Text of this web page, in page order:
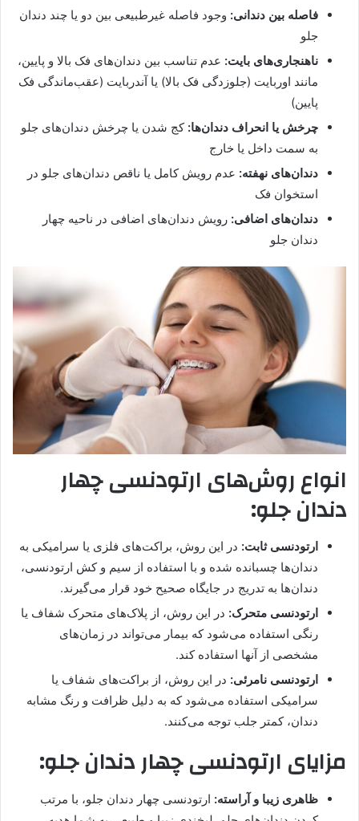
فاصله بین دندانی: وجود فاصله غیرطبیعی بین دو یا چند دندان
جلو
ناهنجاری‌های بایت: عدم تناسب بین دندان‌های فک بالا و پایین،
مانند اوربایت (جلوزدگی فک بالا) یا آندربایت (عقب‌ماندگی فک
پایین)
چرخش یا انحراف دندان‌ها: کج شدن یا چرخش دندان‌های جلو
به سمت داخل یا خارج
دندان‌های نهفته: عدم رویش کامل یا ناقص دندان‌های جلو در
استخوان فک
دندان‌های اضافی: رویش دندان‌های اضافی در ناحیه چهار
دندان جلو
انواع روش‌های ارتودنسی چهار
دندان جلو:
ارتودنسی ثابت: در این روش، براکت‌های فلزی یا سرامیکی به
دندان‌ها چسبانده شده و با استفاده از سیم و کش ارتودنسی،
دندان‌ها به تدریج در جایگاه صحیح خود قرار می‌گیرند.
ارتودنسی متحرک: در این روش، از پلاک‌های متحرک شفاف یا
رنگی استفاده می‌شود که بیمار می‌تواند در زمان‌های
مشخصی از آنها استفاده کند.
ارتودنسی نامرئی: در این روش، از براکت‌های شفاف یا
سرامیکی استفاده می‌شود که به دلیل ظرافت و رنگ مشابه
دندان، کمتر جلب توجه می‌کنند.
مزایای ارتودنسی چهار دندان جلو:
ظاهری زیبا و آراسته: ارتودنسی چهار دندان جلو، با مرتب